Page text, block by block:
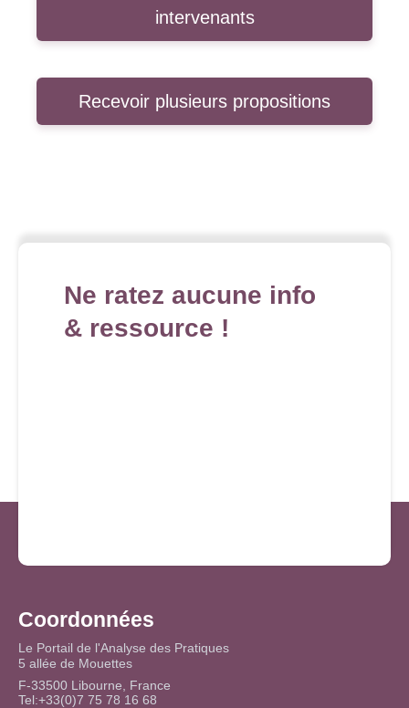
intervenants
Recevoir plusieurs propositions
Ne ratez aucune info
& ressource !
Coordonnées
Le Portail de l'Analyse des Pratiques
5 allée de Mouettes
F-33500 Libourne, France
Tel:+33(0)7 75 78 16 68